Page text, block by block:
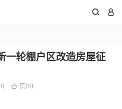
 
一轮棚户区改造房屋征
 赞(0)